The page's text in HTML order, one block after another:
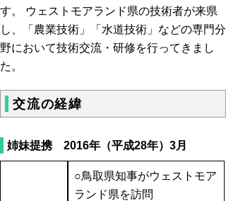
す。 ウェストモアランド県の技術者が来県
し、「農業技術」「水道技術」などの専門分
野において技術交流・研修を行ってきまし
た。
交流の経緯
姉妹提携 2016年（平成28年）3月
○鳥取県知事がウェストモア
ランド県を訪問